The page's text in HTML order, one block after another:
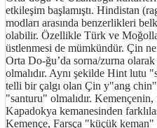
etkileşim başlamıştı. Hindistan
modları arasında benzerlikleri
olabilir. Özellikle Türk ve
üstlenmesi de mümkündür. Çin
Orta Do-ğu’da sorna/zurna
olmalıdır. Aynı şekilde Hint lutu
telli bir çalgı olan Çin y"ang
"santuru" olmalıdır.
Kapadokya kemanesinden
Kemençe, Farsça "küçük keman"